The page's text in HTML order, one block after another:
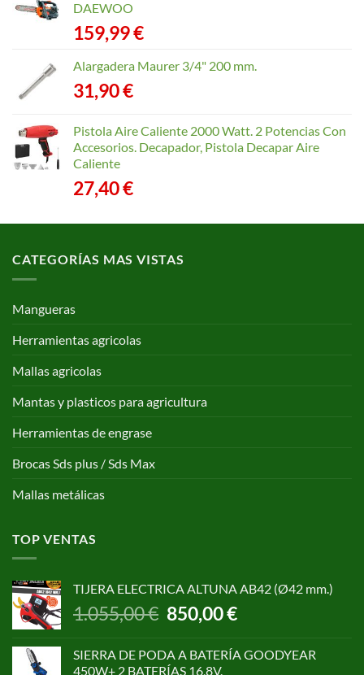
DAEWOO
159,99€
Alargadera Maurer 3/4" 200 mm.
31,90€
Pistola Aire Caliente 2000 Watt. 2 Potencias Con
Accesorios. Decapador, Pistola Decapar Aire
Caliente
27,40€
CATEGORÍAS MAS VISTAS
Mangueras
Herramientas agricolas
Mallas agricolas
Mantas y plasticos para agricultura
Herramientas de engrase
Brocas Sds plus / Sds Max
Mallas metálicas
TOP VENTAS
TIJERA ELECTRICA ALTUNA AB42 (Ø42 mm.)
1.055,00€ El
precio
era:
850,00€El
es:
SIERRA DE PODA A BATERÍA GOODYEAR
450W+ 2 BATERÍAS 16,8V.